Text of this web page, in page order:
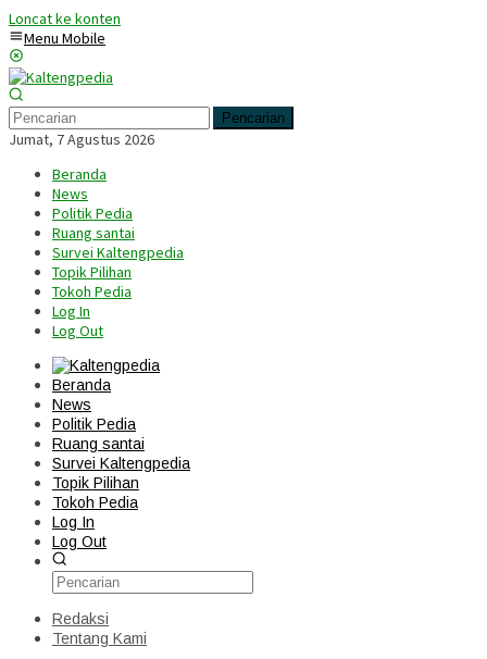
Loncat ke konten
Menu Mobile
Pencarian
Jumat, 7 Agustus 2026
Beranda
News
Politik Pedia
Ruang santai
Survei Kaltengpedia
Topik Pilihan
Tokoh Pedia
Log In
Log Out
Beranda
News
Politik Pedia
Ruang santai
Survei Kaltengpedia
Topik Pilihan
Tokoh Pedia
Log In
Log Out
Redaksi
Tentang Kami